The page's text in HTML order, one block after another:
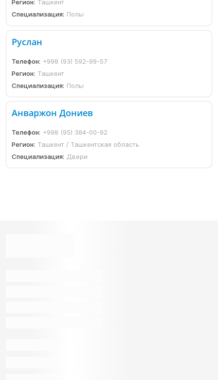
Регион: Ташкент
Специализация: Полы
Руслан
Телефон: +998 (93) 592-99-57
Регион: Ташкент
Специализация: Полы
Анваржон Дониев
Телефон: +998 (95) 384-00-92
Регион: Ташкент / Ташкентская область
Специализация: Двери